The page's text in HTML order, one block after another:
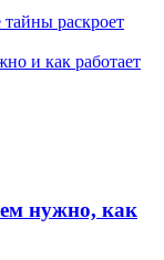
раскроет
и как работает
нужно, как